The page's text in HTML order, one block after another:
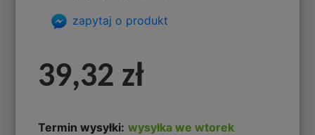
zapytaj o produkt
39,32 zł
Termin wysyłki: wysyłka we wtorek